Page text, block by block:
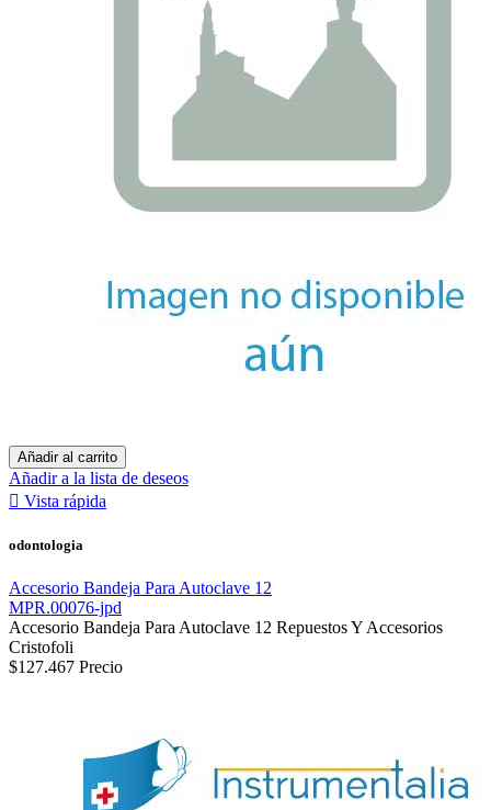
Añadir al carrito
Añadir a la lista de deseos
 Vista rápida
odontologia
Accesorio Bandeja Para Autoclave 12
MPR.00076-jpd
Accesorio Bandeja Para Autoclave 12 Repuestos Y Accesorios
Cristofoli
$127.467 Precio